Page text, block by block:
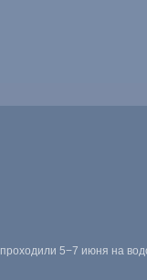
5−7 июня на